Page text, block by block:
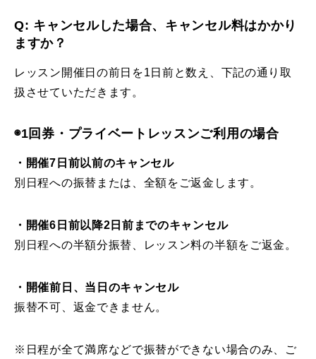
Q: キャンセルした場合、キャンセル料はかかり
ますか？
レッスン開催日の前日を1日前と数え、下記の通り取
扱させていただきます。
◉1回券・プライベートレッスンご利用の場合
・開催7日前以前のキャンセル
別日程への振替または、全額をご返金します。
・開催6日前以降2日前までのキャンセル
別日程への半額分振替、レッスン料の半額をご返金。
・開催前日、当日のキャンセル
振替不可、返金できません。
※日程が全て満席などで振替ができない場合のみ、ご